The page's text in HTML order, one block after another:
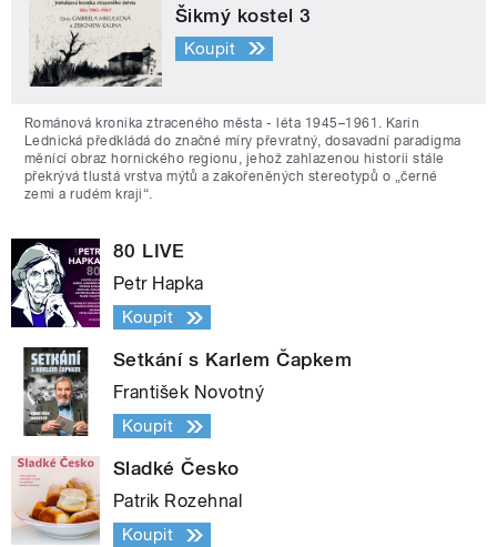
Šikmý kostel 3
Koupit
Románová kronika ztraceného města - léta 1945–1961. Karin
Lednická předkládá do značné míry převratný, dosavadní paradigma
měnící obraz hornického regionu, jehož zahlazenou historii stále
překrývá tlustá vrstva mýtů a zakořeněných stereotypů o „černé
zemi a rudém kraji“.
80 LIVE
Petr Hapka
Koupit
Setkání s Karlem Čapkem
František Novotný
Koupit
Sladké Česko
Patrik Rozehnal
Koupit